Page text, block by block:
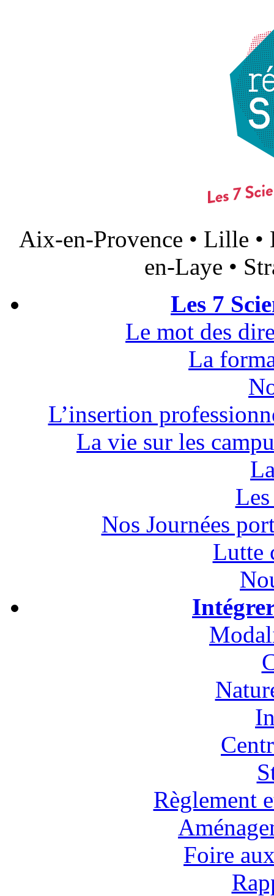
Aix-en-Provence • Lille •
en-Laye •
Les 7
Le mot des
La
L’insertion
La vie sur les
Nos Journées
Lutte
Règlement
Foire